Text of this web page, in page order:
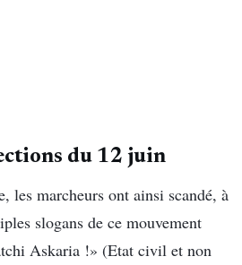
du 12 juin
les marcheurs ont ainsi scandé, à
slogans de ce mouvement
Askaria !» (Etat civil et non